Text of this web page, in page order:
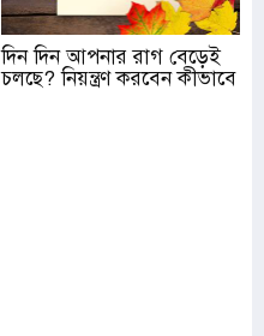
দিন দিন আপনার রাগ বেড়েই
চলছে? নিয়ন্ত্রণ করবেন কীভাবে